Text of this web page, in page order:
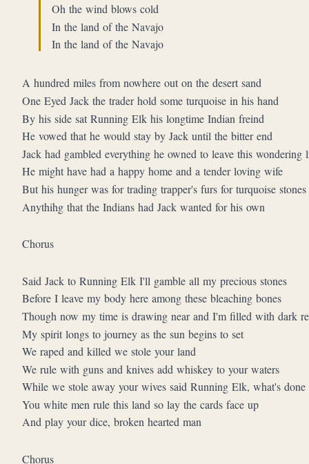
Oh the wind blows cold
In the land of the Navajo
In the land of the Navajo
A hundred miles from nowhere out on the desert sand
One Eyed Jack the trader hold some turquoise in his hand
By his side sat Running Elk his longtime Indian freind
He vowed that he would stay by Jack until the bitter end
Jack had gambled everything he owned to leave this wondering
He might have had a happy home and a tender loving wife
But his hunger was for trading trapper's furs for turquoise stones
Anythihg that the Indians had Jack wanted for his own
Chorus
Said Jack to Running Elk I'll gamble all my precious stones
Before I leave my body here among these bleaching bones
Though now my time is drawing near and I'm filled with dark
My spirit longs to journey as the sun begins to set
We raped and killed we stole your land
We rule with guns and knives add whiskey to your waters
While we stole away your wives said Running Elk, what's done
You white men rule this land so lay the cards face up
And play your dice, broken hearted man
Chorus